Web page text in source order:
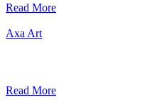
Read More
Axa Art
Read More